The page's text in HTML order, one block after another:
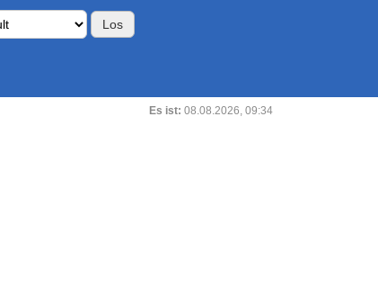
Es ist: 08.08.2026, 09:34